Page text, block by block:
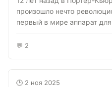
произошло нечто
первый в мире аппарат
💬 2
🕒 2 ноя 2025